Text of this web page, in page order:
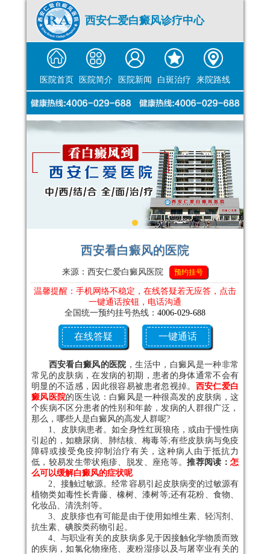
西安仁爱白癜风诊疗中心
医院首页 医院简介 医院新闻 白斑治疗 来院路线
西安看白癜风的医院
来源：西安仁爱白癜风医院 预约挂号
温馨提醒：手机网络不稳定，在线答疑若无应答，点击
一键通话按钮，电话沟通
全国统一预约挂号热线： 4006-029-688
在线答疑 一键通话
西安看白癜风的医院 ，生活中，白癜风是一种非常
常见的皮肤病，在发病的初期，患者的身体通常不会有
明显的不适感，因此很容易被患者忽视掉。 西安仁爱白
癜风医院的医生说：白癜风是一种很高发的皮肤病，这
个疾病不区分患者的性别和年龄，发病的人群很广泛，
那么，哪些人是白癜风的高发人群呢?
1、皮肤病患者。如全身性红斑狼疮，或由于慢性病
引起的，如糖尿病、肺结核、梅毒等;有些皮肤病与免疫
障碍或接受免疫抑制治疗有关，这种病人由于抵抗力
低，较易发生带状疱疹、脱发、座疮等。推荐阅读：怎
么可以缓解白癜风的症状呢
2、接触过敏源。经常容易引起皮肤病变的过敏源有
植物类如毒性长青藤、橡树、漆树等;还有花粉、食物、
化妆品、清洗剂等。
3、皮肤疹也有可能是由于使用如维生素、轻泻剂、
抗生素、碘胺类药物引起。
4、与职业有关的皮肤病多见于因接触化学物质而致
的疾病，如氯化物痤疮、麦粉湿疹以及与屠宰业有关的